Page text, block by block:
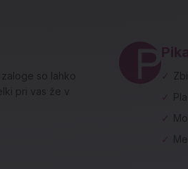
so lahko
pri vas že v